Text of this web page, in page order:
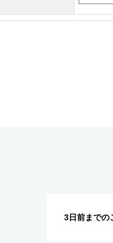
3日前までの